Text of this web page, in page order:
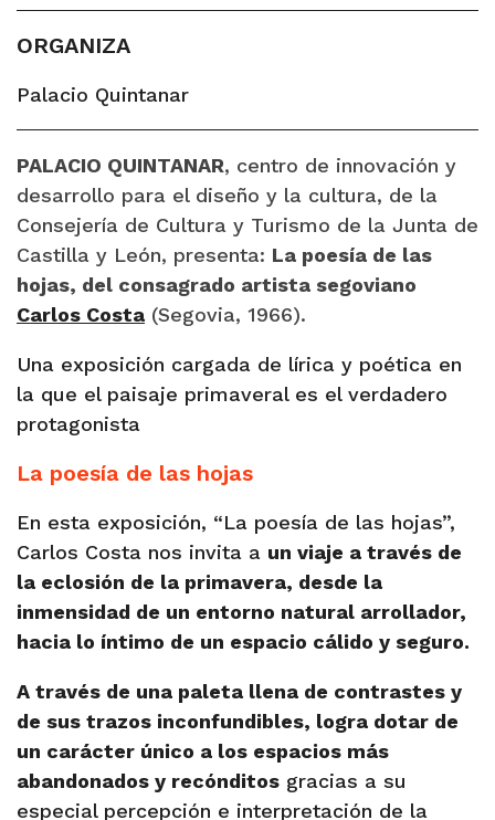
ORGANIZA
Palacio Quintanar
PALACIO QUINTANAR, centro de innovación y
desarrollo para el diseño y la cultura, de la
Consejería de Cultura y Turismo de la Junta de
Castilla y León, presenta: La poesía de las
hojas, del consagrado artista segoviano
Carlos Costa (Segovia, 1966).
Una exposición cargada de lírica y poética en
la que el paisaje primaveral es el verdadero
protagonista
La poesía de las hojas
En esta exposición, “La poesía de las hojas”,
Carlos Costa nos invita a un viaje a través de
la eclosión de la primavera, desde la
inmensidad de un entorno natural arrollador,
hacia lo íntimo de un espacio cálido y seguro.
A través de una paleta llena de contrastes y
de sus trazos inconfundibles, logra dotar de
un carácter único a los espacios más
abandonados y recónditos gracias a su
especial percepción e interpretación de la